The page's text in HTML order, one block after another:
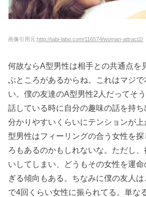
画像引用元: http://tabi-labo.com/116574/woman-attract2/
何故ならA型男性は相手との共通点を
ぶところがあるからね。これはマジ
い。僕の友達のA型男性2人だってそ
話している時に自分の趣味の話を持
分かりやすいくらいにテンションが
型男性はフィーリングの合う女性を探
ろもあるのかもしれないな。ただし
いしてしまい、どうもその女性を運
ぎる傾向もある。ちなみに僕の友人
で4回くらい女性に振られてる。単な